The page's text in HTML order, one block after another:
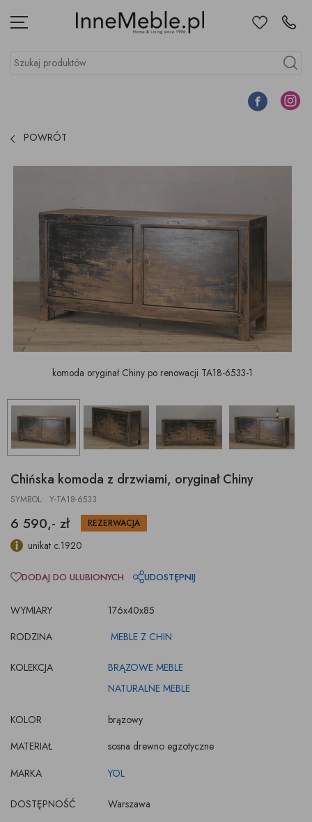
Menu UlubioneKontakt
Szukaj produktów
Szukaj
Facebook
POWRÓT
komoda oryginał Chiny po renowacji TA18-6533-1
Chińska komoda z drzwiami, oryginał Chiny
SYMBOL: Y-TA18-6533
6 590,- zł REZERWACJA
unikat c.1920
WYMIARY
176x40x85
RODZINA
MEBLE Z CHIN
KOLEKCJA
BRĄZOWE MEBLE
NATURALNE MEBLE
KOLOR
brązowy
MATERIAŁ
sosna drewno egzotyczne
MARKA
YOL
DOSTĘPNOŚĆ Warszawa
DODAJ DO ULUBIONYCH UDOSTĘPNIJ